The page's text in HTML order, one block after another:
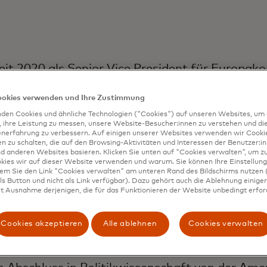
2020 als Senior Vice President für
in London.
Mastercard und hatte im Laufe seiner
inne, darunter die des
hinaus war Issokson für das Reputations-
bei Mastercard zuständig und beriet
-herausforderungen.
Mastercard hatte Issokson
mit Technologie-Startups in Boston,
er sich auf Regierungs- und
verwenden und Ihre Zustimmung
Cookies und ähnliche Technologien ("Cookies") auf unseren Websites, um
ihre Leistung zu messen, unsere Website-Besucher:innen zu verstehen und die
zu verbessern. Auf einigen unserer Websites verwenden wir
zu schalten, die auf den Browsing-Aktivitäten und Interessen der
anderen Websites basieren. Klicken Sie unten auf "Cookies verwalten", um
wir auf dieser Website verwenden und warum. Sie können Ihre
Sie den Link "Cookies verwalten" am unteren Rand des Bildschirms nutzen
Button und nicht als Link verfügbar). Dazu gehört auch die Ablehnung
Ausnahme derjenigen, die für das Funktionieren der Website unbedingt
Cookies akzeptieren Alle ablehnen Cookies verwalten